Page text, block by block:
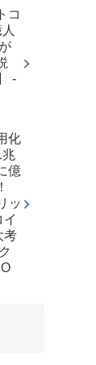
コ
-
化
兆
億
ッ
考